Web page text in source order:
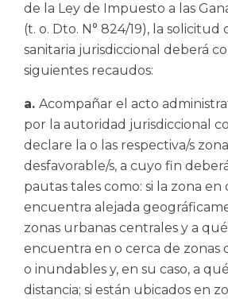
de la Ley de Impuesto a las
(t. o. Dto. N° 824/19), la
sanitaria jurisdiccional deberá
siguientes recaudos:
a. Acompañar el acto
por la autoridad jurisdiccional
declare la o las respectiva/s
desfavorable/s, a cuyo fin
pautas tales como: si la zona en
encuentra alejada
zonas urbanas centrales y a qué
encuentra en o cerca de zonas
o inundables y, en su caso, a
distancia; si están ubicados en